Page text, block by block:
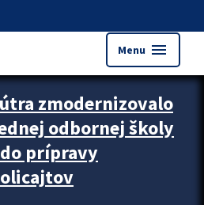
Menu menu
zmodernizovalo
odbornej školy
prípravy